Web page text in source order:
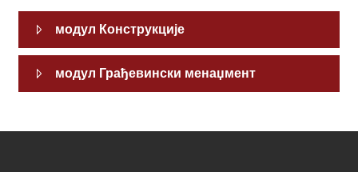
модул Конструкције
модул Грађевински менаџмент